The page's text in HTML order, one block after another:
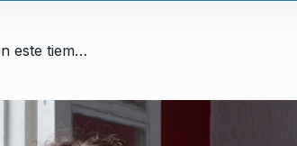
/ “Lo único que dan ganas en este tiempo es tomar la valentía y seguir adelante”